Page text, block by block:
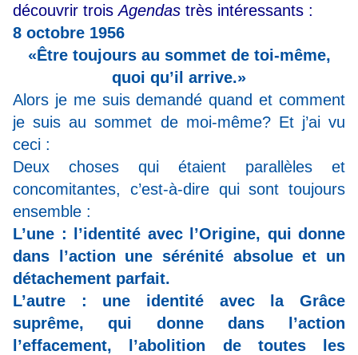
découvrir troisAgendas très intéressants :
8 octobre 1956
«Être toujours au sommet de toi-même,
quoi qu’il arrive.»
Alors je me suis demandé quand et comment
je suis au sommet de moi-même? Et j’ai vu
ceci :
Deux choses qui étaient parallèles et
concomitantes, c’est-à-dire qui sont toujours
ensemble :
L’une : l’identité avec l’Origine, qui donne
dans l’action une sérénité absolue et un
détachement parfait.
L’autre : une identité avec la Grâce
suprême, qui donne dans l’action
l’effacement, l’abolition de toutes les